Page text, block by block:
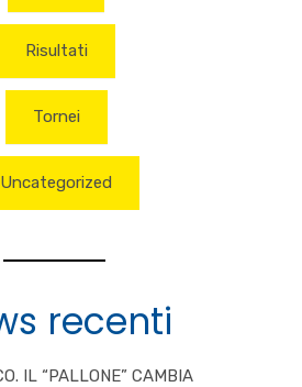
Risultati
Tornei
Uncategorized
recenti
IL “PALLONE” CAMBIA